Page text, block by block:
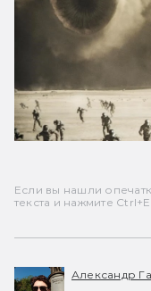
картины
требует
Если вы нашли
текста и нажмите
Александр